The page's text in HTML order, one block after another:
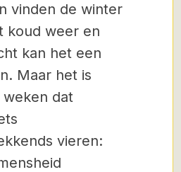
vinden de winter
koud weer en
kan het een
Maar het is
weken dat
vieren: